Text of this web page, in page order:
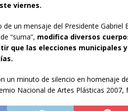
viernes.
de un mensaje del Presidente
“suma”, modifica diversos
que las elecciones municipales
un minuto de silencio en homenaje
Nacional de Artes Plásticas